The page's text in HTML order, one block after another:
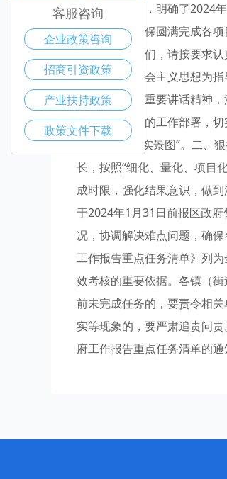
府工作报告》，明确了2024
加强监督，确保圆满完成各
单》印发给你们，请按要求
代中国特色社会主义思想为
对北京一系列重要讲话精神
会第四次会议的工作部署，
工图”，干成“实景图”。二、
长，按照“细化、量化、项目
成时限，强化结果意识，做
于2024年1月31日前报区政
况，协调解决难点问题，确
工作报告重点任务清单》列
效考核的重要依据。各镇（
前未完成任务的，要责令相
实等现象的，要严肃追责问
府工作报告重点任务清单的
客服咨询
企业政策咨询
招商引资政策
产业扶持政策
政策文件下载